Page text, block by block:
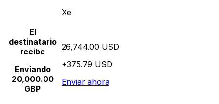
Xe
El
destinatario
recibe
Enviando
20,000.00
GBP
26,744.00 USD
+375.79 USD
Enviar ahora